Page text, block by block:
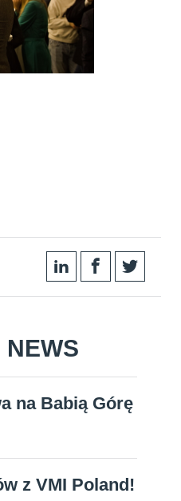
NEWS
na Babią Górę
z VMI Poland!